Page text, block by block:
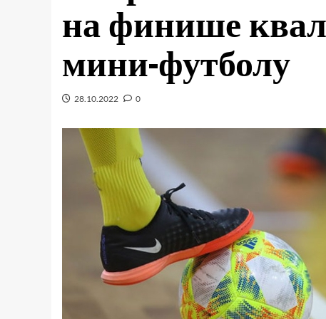
на финише
мини-футболу
28.10.2022 0